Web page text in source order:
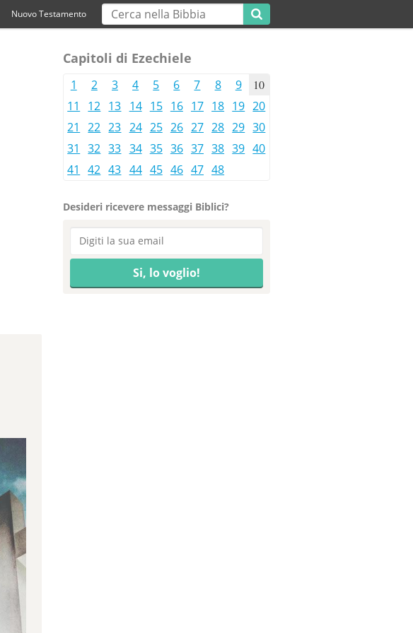
Nuovo Testamento
Capitoli di Ezechiele
1 2 3 4 5 6 7 8 9 10
11 12 13 14 15 16 17 18 19 20
21
22 23 24 25 26 27 28 29 30
31
32 33 34 35 36 37 38 39 40
41
42 43 44 45 46 47 48
Desideri ricevere messaggi Biblici?